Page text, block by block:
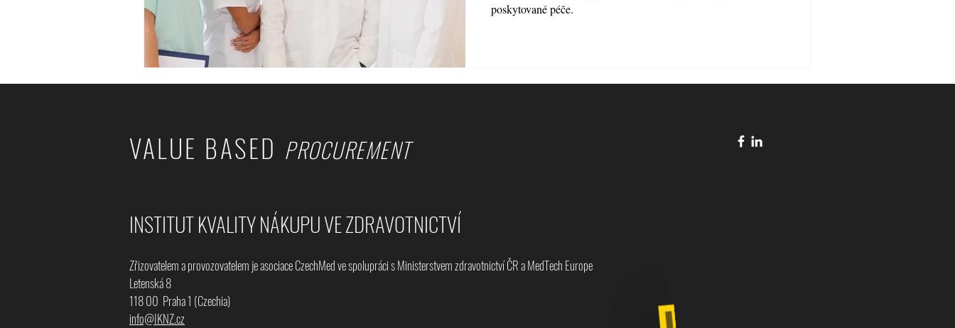
poskytované péče.
VALUE BASED PROCUREMENT
INSTITUT KVALITY NÁKUPU VE ZDRAVOTNICTVÍ
Zřizovatelem a provozovatelem je asociace CzechMed ve spolupráci s Ministerstvem zdravotnictví ČR a MedTech Europe
Letenská 8
118 00 Praha 1​​ (Czechia)
info@IKNZ.cz